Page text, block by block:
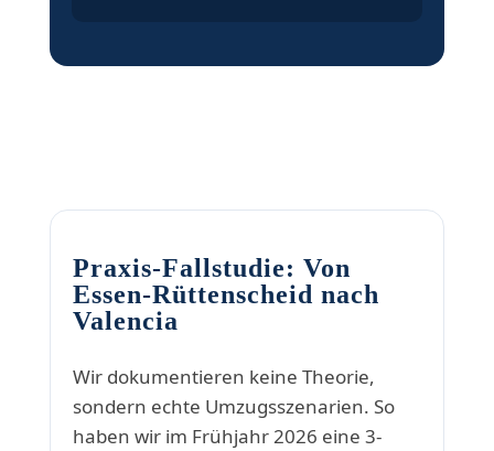
Praxis-Fallstudie: Von
Essen-Rüttenscheid nach
Valencia
Wir dokumentieren keine Theorie,
sondern echte Umzugsszenarien. So
haben wir im Frühjahr 2026 eine 3-